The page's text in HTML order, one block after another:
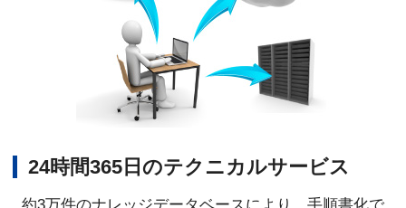
24時間365日のテクニカルサービス